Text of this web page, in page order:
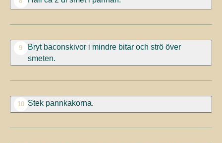
9
Bryt baconskivor i mindre bitar och strö över
smeten.
10 Stek pannkakorna.